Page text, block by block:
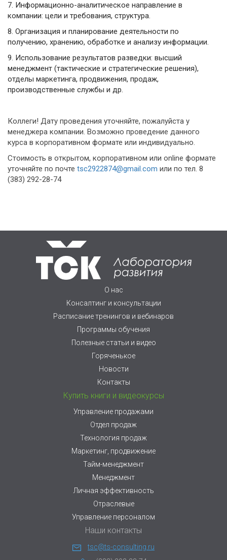
7. Информационно-аналитическое направление в
компании: цели и требования, структура.
8. Организация и планирование деятельности по
получению, хранению, обработке и анализу информации.
9. Использование результатов разведки: высший
менеджмент (тактические и стратегические решения),
отделы маркетинга, продвижения, продаж,
производственные службы и др.
Коллеги! Дату проведения уточняйте, пожалуйста у
менеджера компании. Возможно проведение данного
курса в корпоративном формате или индивидуально.
Стоимость в открытом, корпоративном или online формате
уточняйте по почте tsc2922874@gmail.com или по тел. 8
(383) 292-28-74
О нас
Консалтинг и консультации
Расписание тренингов и вебинаров
Программы обучения
Полезные статьи и видео
Горяченькое
Новости
Контакты
Купить книги и видеокурсы
Управление продажами
Отдел продаж
Технология продаж
Маркетинг, продвижение
Тайм-менеджмент
Менеджмент
Личная эффективность
Отраслевые
Управление персоналом
Наши контакты
tsc@ts-consulting.ru